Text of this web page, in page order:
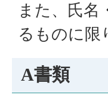
また、氏名
るものに限
A書類